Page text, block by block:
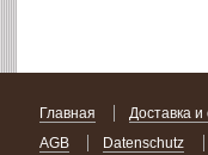
Главная Доставка и
AGB
Datenschutz